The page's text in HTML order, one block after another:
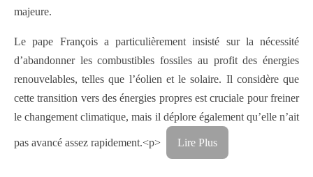
majeure.
Le pape François a particulièrement insisté sur la nécessité
d’abandonner les combustibles fossiles au profit des énergies
renouvelables, telles que l’éolien et le solaire. Il considère que
cette transition vers des énergies propres est cruciale pour freiner
le changement climatique, mais il déplore également qu’elle n’ait
pas avancé assez rapidement.<p> Lire Plus